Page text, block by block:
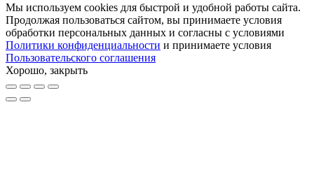
Мы используем cookies для быстрой и удобной работы сайта.
Продолжая пользоваться сайтом, вы принимаете условия
обработки персональных данных и согласны с условиями
Политики конфиденциальности и принимаете условия
Пользовательского соглашения
Хорошо, закрыть